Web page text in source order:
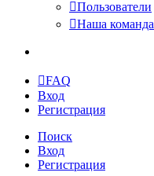
Пользователи
Наша команда
FAQ
Вход
Регистрация
Поиск
Вход
Регистрация